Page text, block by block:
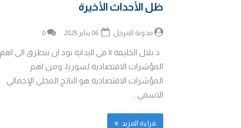
ظل الأحداث الأخيرة
مدونة المرجل 0
د بلال الخليفة || في البداية نود ان نتطرق الى اهم
المؤشرات الاقتصادية لسوريا، ومن اهم
المؤشرات الاقتصادية هو الناتج المحلي الإجمالي
الاسمي...
قراءة المزيد